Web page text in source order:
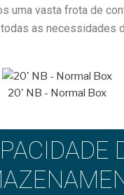
uma vasta frota de
as necessidades
20' NB - Normal Box